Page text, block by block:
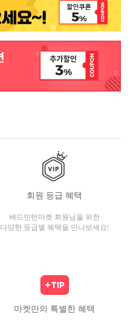
회원 등급 혜택
배드민턴마켓 회원님을 위한
다양한 등급별 혜택을 만나보세요!
마켓만의 특별한 혜택